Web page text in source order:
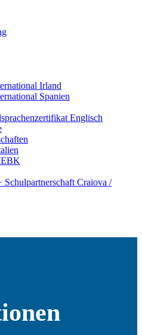
Irland
Spanien
Englisch
Craiova /